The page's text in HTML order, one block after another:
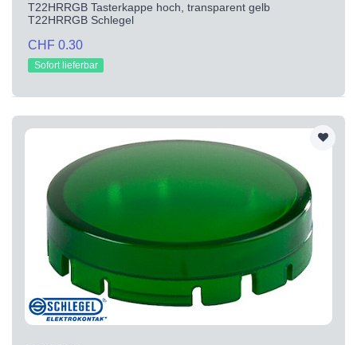
T22HRRGB Tasterkappe hoch, transparent gelb
T22HRRGB Schlegel
CHF 0.30
Sofort lieferbar